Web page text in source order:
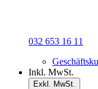
032 653 16 11
Inkl. MwSt.
Exkl. MwSt.